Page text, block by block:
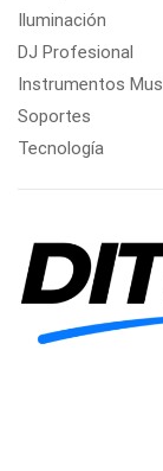
Iluminación
DJ Profesional
Instrumentos
Soportes
Tecnología